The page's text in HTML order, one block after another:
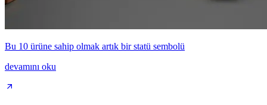
Bu 10 ürüne sahip olmak artık bir statü sembolü
devamını oku